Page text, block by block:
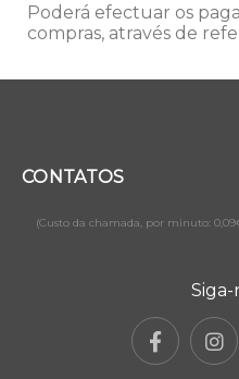
Poderá efectuar os
compras, através de
CONTATOS
(Custo da chamada, por minuto:
Siga-